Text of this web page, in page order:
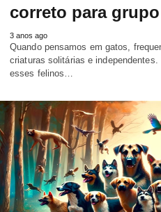
correto para
3 anos ago
Quando pensamos em gatos,
criaturas solitárias e
esses felinos…